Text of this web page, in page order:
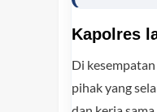
Kapolres
Di
pihak yang